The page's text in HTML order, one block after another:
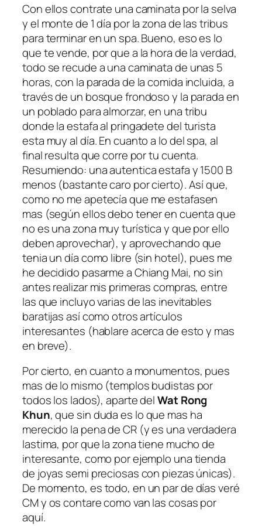
Con ellos contrate una caminata por la selva
y el monte de 1 día por la zona de las tribus
para terminar en un spa. Bueno, eso es lo
que te vende, por que a la hora de la verdad,
todo se recude a una caminata de unas 5
horas, con la parada de la comida incluida, a
través de un bosque frondoso y la parada en
un poblado para almorzar, en una tribu
donde la estafa al pringadete del turista
esta muy al día. En cuanto a lo del spa, al
final resulta que corre por tu cuenta.
Resumiendo: una autentica estafa y 1500 B
menos (bastante caro por cierto). Así que,
como no me apetecía que me estafasen
mas (según ellos debo tener en cuenta que
no es una zona muy turística y que por ello
deben aprovechar), y aprovechando que
tenia un día como libre (sin hotel), pues me
he decidido pasarme a Chiang Mai, no sin
antes realizar mis primeras compras, entre
las que incluyo varias de las inevitables
baratijas así como otros artículos
interesantes (hablare acerca de esto y mas
en breve).
Por cierto, en cuanto a monumentos, pues
mas de lo mismo (templos budistas por
todos los lados), aparte delWat Rong
Khun, que sin duda es lo que mas ha
merecido la pena de CR (y es una verdadera
lastima, por que la zona tiene mucho de
interesante, como por ejemplo una tienda
de joyas semi preciosas con piezas únicas).
De momento, es todo, en un par de días veré
CM y os contare como van las cosas por
aquí.